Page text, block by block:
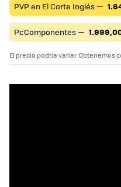
PVP en El Corte Inglés —
PcComponentes —
El precio podría variar. Obtenemos